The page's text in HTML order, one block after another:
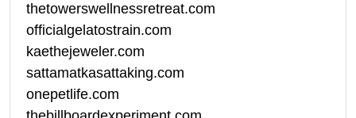
thetowerswellnessretreat.com
officialgelatostrain.com
kaethejeweler.com
sattamatkasattaking.com
onepetlife.com